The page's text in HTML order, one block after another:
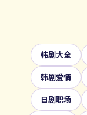
韩剧大全
韩剧爱情
日剧职场